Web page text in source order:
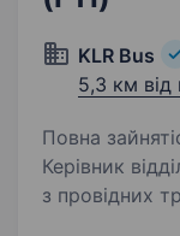
KLR Bus
5,3 км від
Повна
Керівник
з провідних